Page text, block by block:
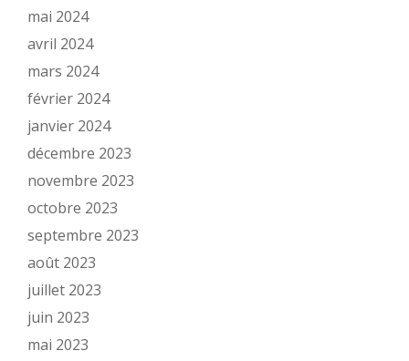
mai 2024
avril 2024
mars 2024
février 2024
janvier 2024
décembre 2023
novembre 2023
octobre 2023
septembre 2023
août 2023
juillet 2023
juin 2023
mai 2023